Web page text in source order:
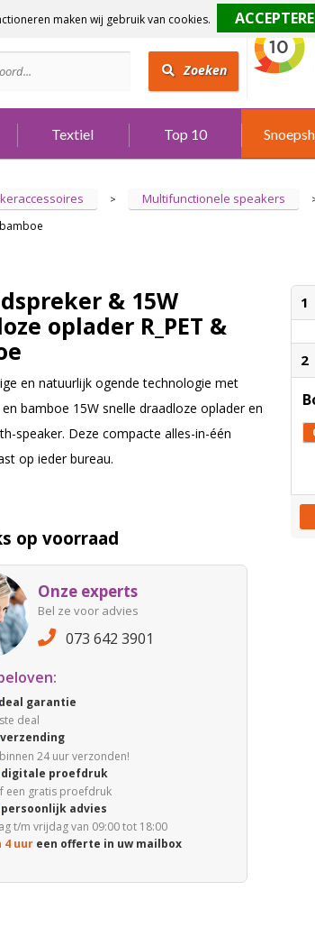
Zoeken
Textiel Top 10
> Multifunctionele speakers
& 15W
oplader R_PET &
en natuurlijk ogende technologie met
en bamboe 15W snelle draadloze oplader en
speaker. Deze compacte alles-in-één
op ieder bureau.
op voorraad
Onze experts
Bel ze voor advies
073 642 3901
deal garantie
deal
verzending
24 uur verzonden!
digitale proefdruk
een gratis proefdruk
persoonlijk advies
t/m vrijdag van 09:00 tot 18:00
4 uureen offerte in uw mailbox
1
2
maken wij gebruik van cookies.